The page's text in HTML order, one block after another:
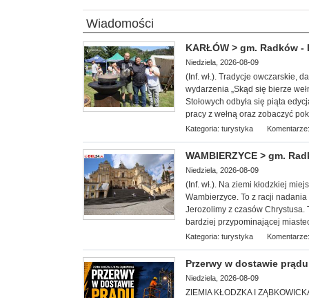
Wiadomości
KARŁÓW > gm. Radków
Niedziela, 2026-08-09
(Inf. wł.). Tradycje owczarskie,
wydarzenia „Skąd się bierze
Stołowych odbyła się piąta
pracy z wełną oraz zobaczyć
Kategoria: turystyka
WAMBIERZYCE > gm.
Niedziela, 2026-08-09
(Inf. wł.). Na ziemi kłodzkiej
Wambierzyce. To z racji
Jerozolimy z czasów Chrystusa.
bardziej przypominającej
Kategoria: turystyka
Przerwy w dostawie
Niedziela, 2026-08-09
ZIEMIA KŁODZKA I